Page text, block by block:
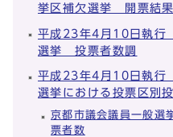
挙区補欠選挙 開票結果
平成23年4月10日執行
選挙 投票者数調
平成23年4月10日執行
選挙における投票区別
京都市議会議員一般選
票者数